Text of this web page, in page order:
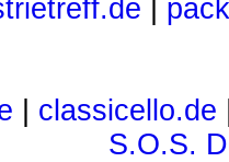
classicello.de
S.O.S.